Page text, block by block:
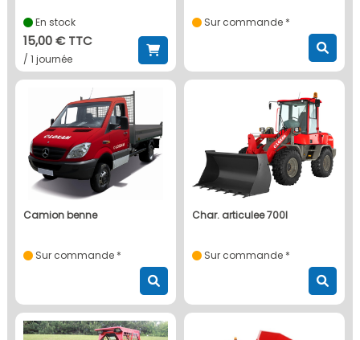
En stock
15,00 € TTC
/ 1 journée
Sur commande *
camion benne
Sur commande *
char. articulee 700l
Sur commande *